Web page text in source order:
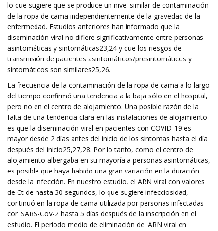
lo que sugiere que se produce un nivel similar de contaminación
de la ropa de cama independientemente de la gravedad de la
enfermedad. Estudios anteriores han informado que la
diseminación viral no difiere significativamente entre personas
asintomáticas y sintomáticas23,24 y que los riesgos de
transmisión de pacientes asintomáticos/presintomáticos y
sintomáticos son similares25,26.
La frecuencia de la contaminación de la ropa de cama a lo largo
del tiempo confirmó una tendencia a la baja sólo en el hospital,
pero no en el centro de alojamiento. Una posible razón de la
falta de una tendencia clara en las instalaciones de alojamiento
es que la diseminación viral en pacientes con COVID-19 es
mayor desde 2 días antes del inicio de los síntomas hasta el día
después del inicio25,27,28. Por lo tanto, como el centro de
alojamiento albergaba en su mayoría a personas asintomáticas,
es posible que haya habido una gran variación en la duración
desde la infección. En nuestro estudio, el ARN viral con valores
de Ct de hasta 30 segundos, lo que sugiere infecciosidad,
continuó en la ropa de cama utilizada por personas infectadas
con SARS-CoV-2 hasta 5 días después de la inscripción en el
estudio. El período medio de eliminación del ARN viral en